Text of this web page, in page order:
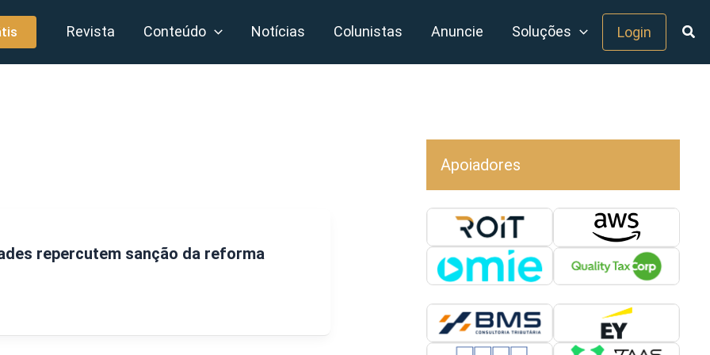
Revista Conteúdo Notícias Colunistas Anuncie Soluções Login
repercutem sanção da reforma
Apoiadores